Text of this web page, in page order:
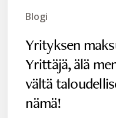
nämä!
Blogi
Yrityksen
Yrittäjä, älä
vältä
nämä!